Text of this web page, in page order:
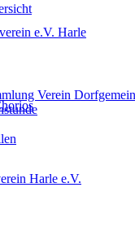
e.V. Harle
Harle e.V.
Verein